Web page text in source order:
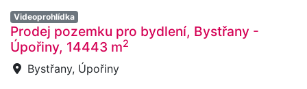
Videoprohlídka
Prodej pozemku pro bydlení, Bystřany -
Úpořiny, 14443 m2
Bystřany, Úpořiny